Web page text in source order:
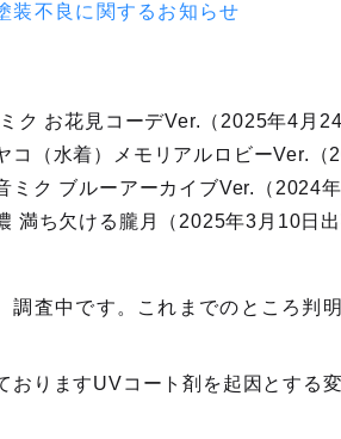
装不良に関するお知らせ
お花見コーデVer.（2025年4月24
（水着）メモリアルロビーVer.（
ブルーアーカイブVer.（2024年
ち欠ける朧月（2025年3月10日出
調査中です。これまでのところ判
おりますUVコート剤を起因とする